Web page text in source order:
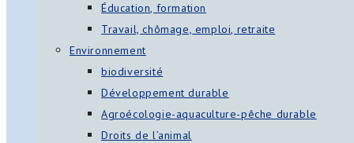
Éducation, formation
Travail, chômage, emploi, retraite
Environnement
biodiversité
Développement durable
Agroécologie-aquaculture-pêche durable
Droits de l’animal